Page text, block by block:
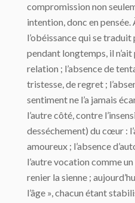
compromission non
intention, donc en pensée.
l’obéissance qui se
pendant longtemps, il
relation ; l’absence de
tristesse, de regret ;
sentiment ne l’a jamais
l’autre côté, contre
desséchement) du cœur :
amoureux ; l’absence
l’autre vocation comme
renier la sienne ;
l’âge », chacun étant